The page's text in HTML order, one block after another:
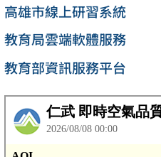
高雄市線上研習系統
教育局雲端軟體服務
教育部資訊服務平台